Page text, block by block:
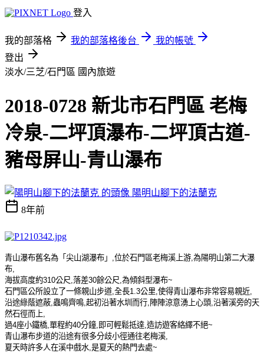
登入
我的部落格 我的部落格後台
我的帳號
登出
淡水/三芝/石門區 國內旅遊
2018-0728 新北市石門區 老梅
冷泉-二坪頂瀑布-二坪頂古道-
豬母屏山-青山瀑布
陽明山腳下的法蘭克
8年前
青山瀑布舊名為「 尖山湖瀑布 」 位於石門區老梅溪上游 為陽明山第二大瀑
布
海拔高度約310公尺 落差30餘公尺 為傾斜型瀑布~
石門區公所設立了一條親山步道 全長1.3公里 使得青山瀑布非常容易親近
沿途綠蔭遮蔽 蟲鳴齊鳴 起初沿著水圳而行 陣陣涼意湧上心頭 沿著溪旁的天
然石徑而上
過4座小鐵橋 單程約40分鐘 即可輕鬆抵達 造訪遊客絡繹不絕~
青山瀑布步道的沿途有很多分歧小徑通往老梅溪
夏天時許多人在溪中戲水 是夏天的熱門去處~